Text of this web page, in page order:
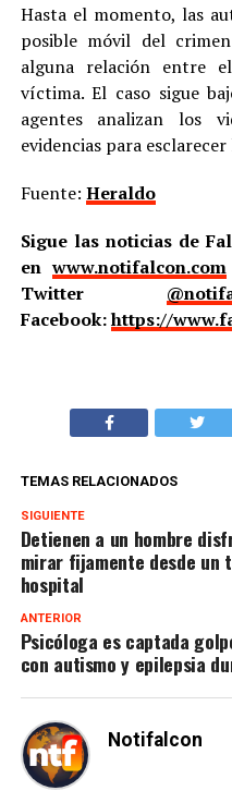
Hasta el momento, las
posible móvil del
alguna relación entre
víctima. El caso sigue
agentes analizan los
evidencias para
Fuente: Heraldo
Sigue las noticias de
enwww.notifalcon.com
Twitter
Facebook:https://
TEMAS RELACIONADOS
SIGUIENTE
Detienen a un hombre
mirar fijamente desde un
hospital
ANTERIOR
Psicóloga es captada
con autismo y epilepsia
Notifalcon